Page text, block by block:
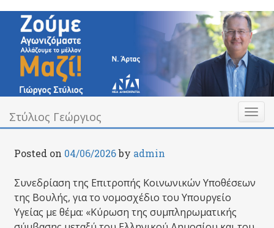
content
Στύλιος Γεώργιος
Υπεύθυνα Δίπλα σας Toggle
Στύλιος Γεώργιος
Posted on 04/06/2026by admin
Συνεδρίαση της Επιτροπής Κοινωνικών Υποθέσεων
της Βουλής, για το νομοσχέδιο του Υπουργείο
Υγείας με θέμα: «Κύρωση της συμπληρωματικής